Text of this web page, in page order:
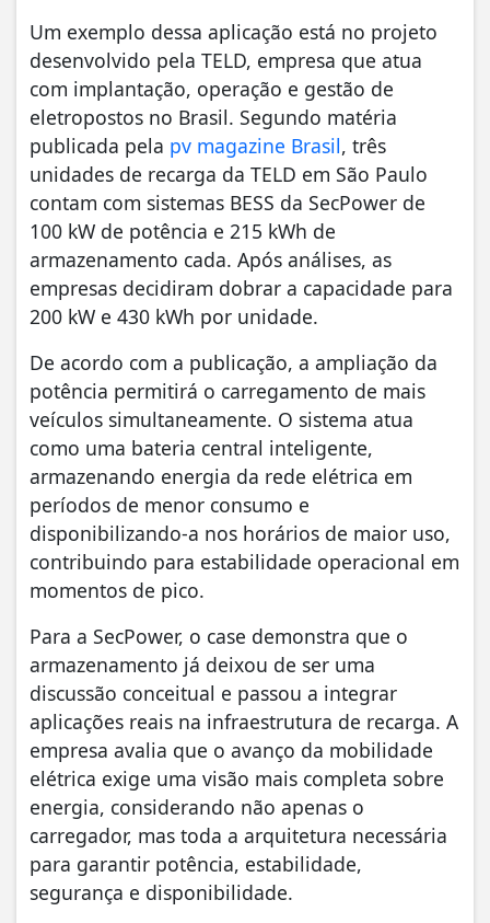
Um exemplo dessa aplicação está no projeto
desenvolvido pela TELD, empresa que atua
com implantação, operação e gestão de
eletropostos no Brasil. Segundo matéria
publicada pela pv magazine Brasil, três
unidades de recarga da TELD em São Paulo
contam com sistemas BESS da SecPower de
100 kW de potência e 215 kWh de
armazenamento cada. Após análises, as
empresas decidiram dobrar a capacidade para
200 kW e 430 kWh por unidade.
De acordo com a publicação, a ampliação da
potência permitirá o carregamento de mais
veículos simultaneamente. O sistema atua
como uma bateria central inteligente,
armazenando energia da rede elétrica em
períodos de menor consumo e
disponibilizando-a nos horários de maior uso,
contribuindo para estabilidade operacional em
momentos de pico.
Para a SecPower, o case demonstra que o
armazenamento já deixou de ser uma
discussão conceitual e passou a integrar
aplicações reais na infraestrutura de recarga. A
empresa avalia que o avanço da mobilidade
elétrica exige uma visão mais completa sobre
energia, considerando não apenas o
carregador, mas toda a arquitetura necessária
para garantir potência, estabilidade,
segurança e disponibilidade.